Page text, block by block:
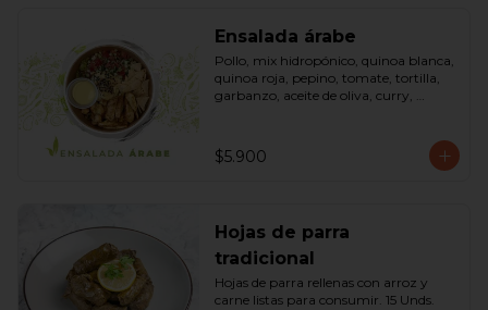
Ensalada árabe
Pollo, mix hidropónico, quinoa blanca,
quinoa roja, pepino, tomate, tortilla,
garbanzo, aceite de oliva, curry,
Bowl.
$5.900
Hojas de parra
tradicional
Hojas de parra rellenas con arroz y
carne listas para consumir. 15 Unds.